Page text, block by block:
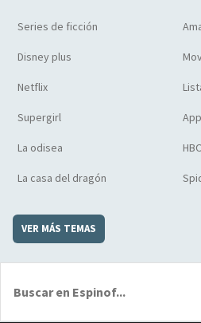
Series de ficción
Disney plus
Netflix
Supergirl
La odisea
La casa del dragón
VER MÁS TEMAS